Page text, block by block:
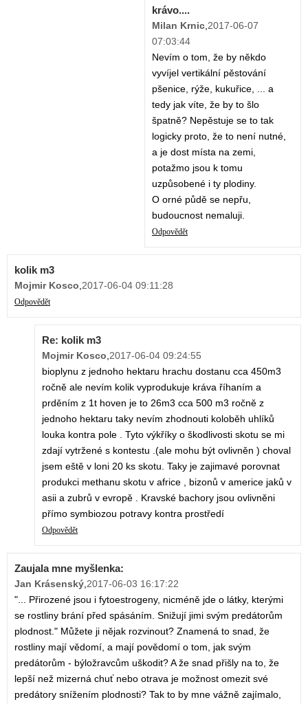
krávo....
Milan Krnic,2017-06-07
07:03:44
Nevím o tom, že by někdo
vyvíjel vertikální pěstování
pšenice, rýže, kukuřice, ... a
tedy jak víte, že by to šlo
špatně? Nepěstuje se to tak
logicky proto, že to není nutné,
a je dost místa na zemi,
potažmo jsou k tomu
uzpůsobené i ty plodiny.
O orné půdě se nepřu,
budoucnost nemaluji.
Odpovědět
kolik m3
Mojmir Kosco,2017-06-04 09:11:28
Odpovědět
Re: kolik m3
Mojmir Kosco,2017-06-04 09:24:55
bioplynu z jednoho hektaru hrachu dostanu cca 450m3
ročně ale nevím kolik vyprodukuje kráva říhaním a
prděním z 1t hoven je to 26m3 cca 500 m3 ročně z
jednoho hektaru taky nevím zhodnouti koloběh uhlíků
louka kontra pole . Tyto výkříky o škodlivosti skotu se mi
zdají vytržené s kontestu .(ale mohu být ovlivněn ) choval
jsem eště v loni 20 ks skotu. Taky je zajimavé porovnat
produkci methanu skotu v africe , bizonů v americe jaků v
asii a zubrů v evropě . Kravské bachory jsou ovlivněni
přímo symbiozou potravy kontra prostředí
Odpovědět
Zaujala mne myšlenka:
Jan Krásenský,2017-06-03 16:17:22
"... Přirozené jsou i fytoestrogeny, nicméně jde o látky, kterými
se rostliny brání před spásáním. Snižují jimi svým predátorům
plodnost." Můžete ji nějak rozvinout? Znamená to snad, že
rostliny mají vědomí, a mají povědomí o tom, jak svým
predátorům - býložravcům uškodit? A že snad přišly na to, že
lepší než mizerná chuť nebo otrava je možnost omezit své
predátory snížením plodnosti? Tak to by mne vážně zajímalo,